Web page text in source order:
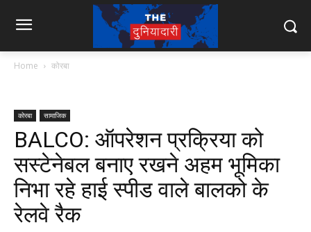
Home कोरबा
कोरबा सामाजिक
BALCO: ऑपरेशन प्रक्रिया को
सस्टेनेबल बनाए रखने अहम भूमिका
निभा रहे हाई स्पीड वाले बालको के
रेलवे रैक